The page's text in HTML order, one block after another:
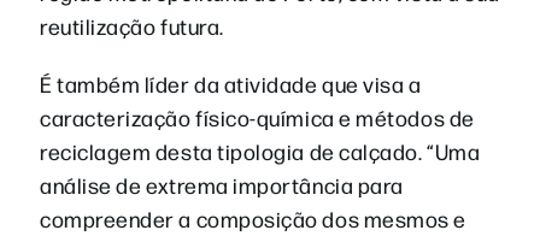
reutilização futura.
É também líder da atividade que visa a
caracterização físico-química e métodos de
reciclagem desta tipologia de calçado. “Uma
análise de extrema importância para
compreender a composição dos mesmos e